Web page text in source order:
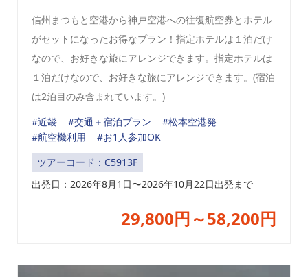
信州まつもと空港から神戸空港への往復航空券とホテル
がセットになったお得なプラン！指定ホテルは１泊だけ
なので、お好きな旅にアレンジできます。指定ホテルは
１泊だけなので、お好きな旅にアレンジできます。(宿泊
は2泊目のみ含まれています。)
#近畿
#交通＋宿泊プラン
#松本空港発
#航空機利用
#お1人参加OK
ツアーコード：C5913F
出発日：2026年8月1日〜2026年10月22日出発まで
29,800円～58,200円